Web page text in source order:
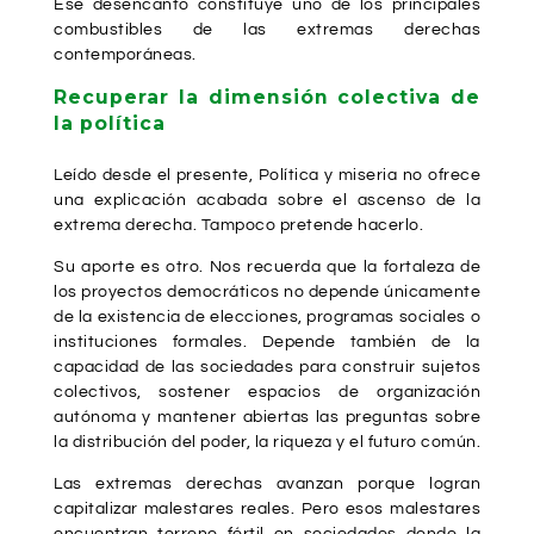
Ese desencanto constituye uno de los principales
combustibles de las extremas derechas
contemporáneas.
Recuperar la dimensión colectiva de
la política
Leído desde el presente, Política y miseria no ofrece
una explicación acabada sobre el ascenso de la
extrema derecha. Tampoco pretende hacerlo.
Su aporte es otro. Nos recuerda que la fortaleza de
los proyectos democráticos no depende únicamente
de la existencia de elecciones, programas sociales o
instituciones formales. Depende también de la
capacidad de las sociedades para construir sujetos
colectivos, sostener espacios de organización
autónoma y mantener abiertas las preguntas sobre
la distribución del poder, la riqueza y el futuro común.
Las extremas derechas avanzan porque logran
capitalizar malestares reales. Pero esos malestares